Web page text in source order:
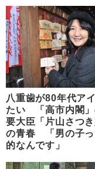
八重歯が80年代ア
たい 「高市内閣」
要大臣「片山さつき
の青春 「男の子っ
的なんです」